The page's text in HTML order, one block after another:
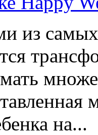
из
на...